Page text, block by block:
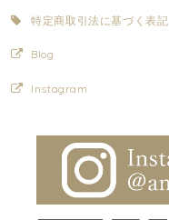
特定商取引法に基づく表記
Blog
Instagram